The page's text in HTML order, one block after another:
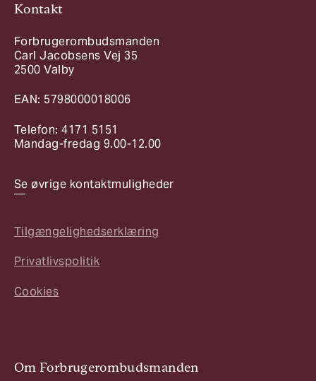
Kontakt
Forbrugerombudsmanden
Carl Jacobsens Vej 35
2500 Valby
EAN: 5798000018006
Telefon: 4171 5151
Mandag-fredag 9.00-12.00
Se øvrige kontaktmuligheder
Tilgængelighedserklæring
Privatlivspolitik
Cookies
Om Forbrugerombudsmanden